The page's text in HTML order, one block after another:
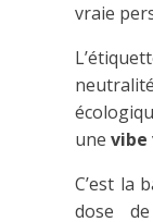
vraie
une
C’est la
dose